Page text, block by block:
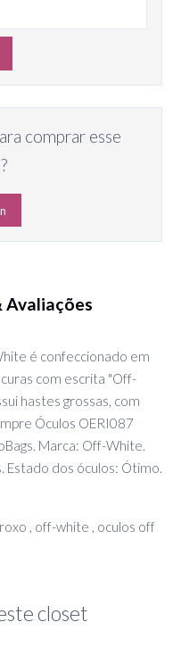
comprar esse
Avaliações
é confeccionado em
com escrita "Off-
hastes grossas, com
Óculos OERI087
Marca: Off-White.
dos óculos: Ótimo.
, off-white , oculos off
closet